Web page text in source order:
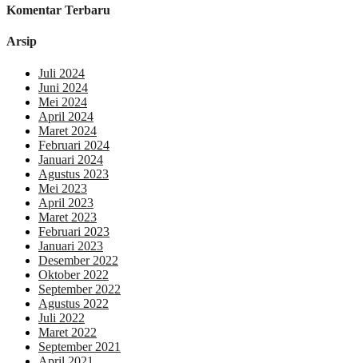
Komentar Terbaru
Arsip
Juli 2024
Juni 2024
Mei 2024
April 2024
Maret 2024
Februari 2024
Januari 2024
Agustus 2023
Mei 2023
April 2023
Maret 2023
Februari 2023
Januari 2023
Desember 2022
Oktober 2022
September 2022
Agustus 2022
Juli 2022
Maret 2022
September 2021